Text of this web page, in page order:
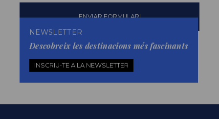
NEWSLETTER
Descobreix les destinacions més fascinants
INSCRIU-TE A LA NEWSLETTER